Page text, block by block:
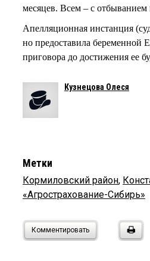
месяцев. Всем – с
Апелляционная инстанция
но предоставила беременной
приговора до достижения ее
Кузнецова Олеся
Метки
Кормиловский район,
«Агрострахование-Сибирь»
Комментировать